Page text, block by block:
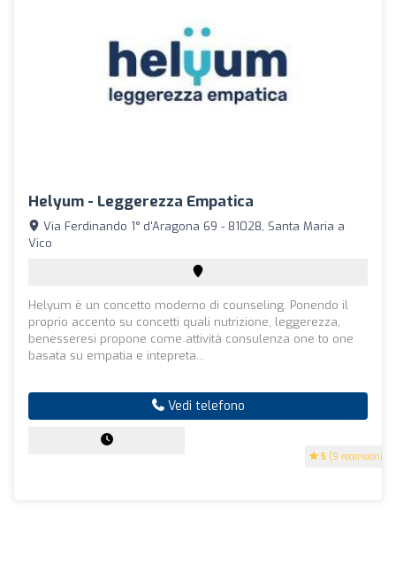
Helyum - Leggerezza Empatica
5 (9 recensioni)
Via Ferdinando 1° d'Aragona 69 - 81028, Santa Maria a
Vico
Helyum è un concetto moderno di counseling. Ponendo il
proprio accento su concetti quali nutrizione, leggerezza,
benesseresi propone come attività consulenza one to one
basata su empatia e intepreta...
Vedi telefono